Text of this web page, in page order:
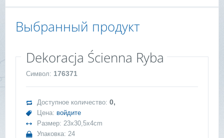
Выбранный продукт
Dekoracja Ścienna Ryba
Символ: 176371
Доступное количество:0,
Цена: войдите
Размер: 23x30,5x4cm
Упаковка: 24